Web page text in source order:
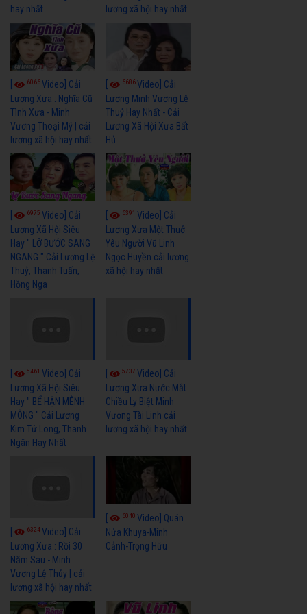
hay nhất
lương xã hội hay nhất
6066Video] Cải
Lương Xưa : Nghĩa Cũ
Tình Xưa - Minh
Vương Thoại Mỹ | cải
lương xã hội hay nhất
6686Video] Cải
Lương Minh Vương Lệ
Thuỷ Hay Nhất - Cải
Lương Xã Hội Xưa Bất
Hủ
6975 Video] Cải
Lương Xã Hội Siêu
Hay " LỠ BƯỚC SANG
NGANG " Cải Lương Lệ
Thuỷ, Thanh Tuấn,
Hồng Nga
6391Video] Cải
Lương Xưa Một Thuở
Yêu Người Vũ Linh
Ngọc Huyền cải lương
xã hội hay nhất
5461 Video] Cải
Lương Xã Hội Siêu
Hay " BỂ HẬN MÊNH
MÔNG " Cải Lương
Kim Tử Long, Thanh
Ngân Hay Nhất
5737Video] Cải
Lương Xưa Nước Mắt
Chiều Ly Biệt Minh
Vương Tài Linh cải
lương xã hội hay nhất
6324Video] Cải
Lương Xưa : Rồi 30
Năm Sau - Minh
Vương Lệ Thủy | cải
lương xã hội hay nhất
6040Video] Quán
Nửa Khuya-Minh
Cảnh-Trọng Hữu